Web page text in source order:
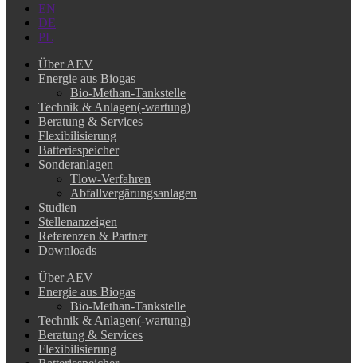
EN
DE
PL
Über AEV
Energie aus Biogas
Bio-Methan-Tankstelle
Technik & Anlagen(-wartung)
Beratung & Services
Flexibilisierung
Batteriespeicher
Sonderanlagen
Tlow-Verfahren
Abfallvergärungsanlagen
Studien
Stellenanzeigen
Referenzen & Partner
Downloads
Über AEV
Energie aus Biogas
Bio-Methan-Tankstelle
Technik & Anlagen(-wartung)
Beratung & Services
Flexibilisierung